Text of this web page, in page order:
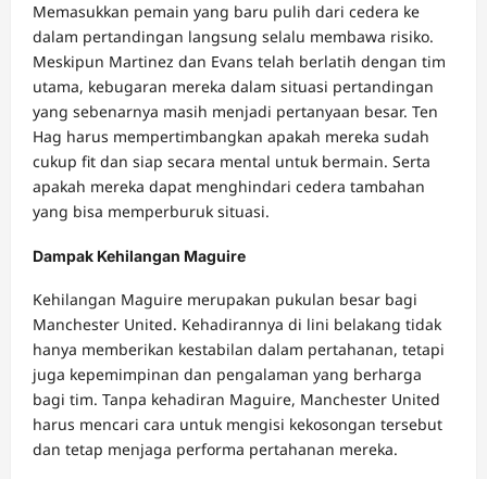
Memasukkan pemain yang baru pulih dari cedera ke
dalam pertandingan langsung selalu membawa risiko.
Meskipun Martinez dan Evans telah berlatih dengan tim
utama, kebugaran mereka dalam situasi pertandingan
yang sebenarnya masih menjadi pertanyaan besar. Ten
Hag harus mempertimbangkan apakah mereka sudah
cukup fit dan siap secara mental untuk bermain. Serta
apakah mereka dapat menghindari cedera tambahan
yang bisa memperburuk situasi.
Dampak Kehilangan Maguire
Kehilangan Maguire merupakan pukulan besar bagi
Manchester United. Kehadirannya di lini belakang tidak
hanya memberikan kestabilan dalam pertahanan, tetapi
juga kepemimpinan dan pengalaman yang berharga
bagi tim. Tanpa kehadiran Maguire, Manchester United
harus mencari cara untuk mengisi kekosongan tersebut
dan tetap menjaga performa pertahanan mereka.